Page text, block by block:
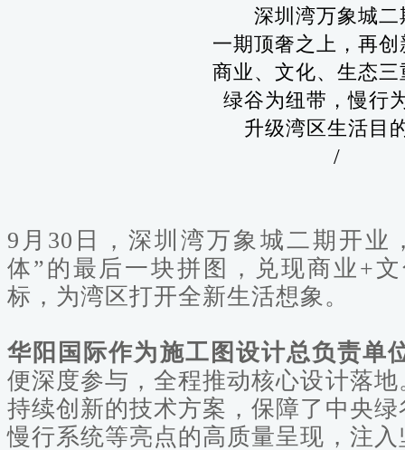
深圳湾万象城二
一期顶奢之上，再创
商业、文化、生态三
绿谷为纽带，慢行
升级湾区生活目
/
9月30日，深圳湾万象城二期开业
体”的最后一块拼图，兑现商业+
标，为湾区打开全新生活想象。
华阳国际作为施工图设计总负责单
便深度参与，全程推动核心设计落地
持续创新的技术方案，保障了中央
慢行系统等亮点的高质量呈现，注